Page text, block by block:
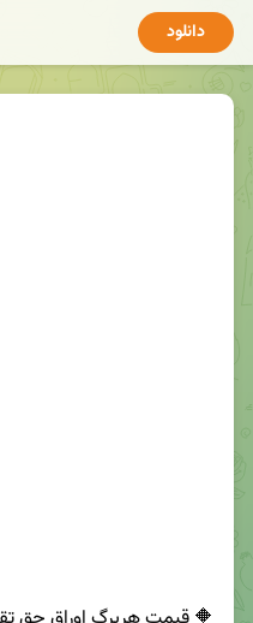
دانلود